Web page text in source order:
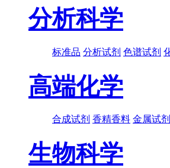
分析科学
标准品 分析试剂 色谱试剂
高端化学
合成试剂 香精香料 金属试剂
生物科学